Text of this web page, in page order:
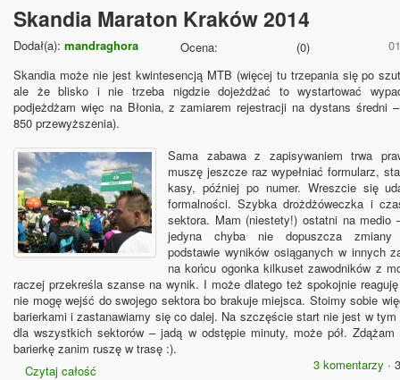
Skandia Maraton Kraków 2014
Dodał(a): mandraghora Ocena: (0)
Skandia może nie jest kwintesencją MTB (więcej tu trzepania się po
ale że blisko i nie trzeba nigdzie dojeżdżać to wystartować
podjeżdżam więc na Błonia, z zamiarem rejestracji na dystans średni
850 przewyższenia).
Sama zabawa z zapisywaniem trwa
muszę jeszcze raz wypełniać formularz,
kasy, później po numer. Wreszcie się
formalności. Szybka drożdżóweczka i
sektora. Mam (niestety!) ostatni na medio
jedyna chyba nie dopuszcza
podstawie wyników osiąganych w innych
na końcu ogonka kilkuset zawodników z
raczej przekreśla szanse na wynik. I może dlatego też spokojnie
nie mogę wejść do swojego sektora bo brakuje miejsca. Stoimy sobie
barierkami i zastanawiamy się co dalej. Na szczęście start nie jest w
dla wszystkich sektorów – jadą w odstępie minuty, może pół.
barierkę zanim ruszę w trasę :).
Czytaj całość
3 komentarzy ·